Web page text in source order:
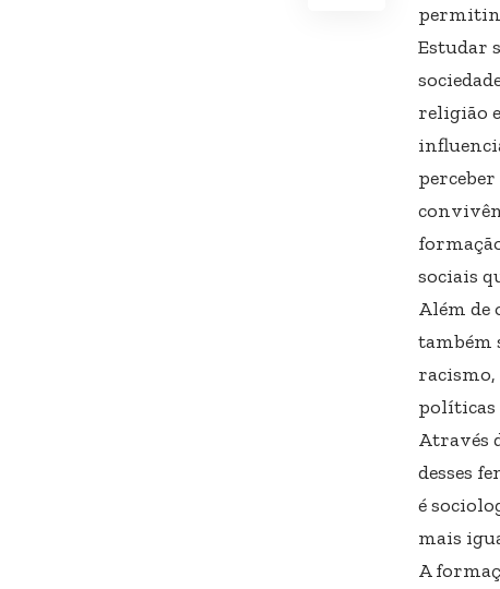
Estudar
religião
sociais
Além de
também
racismo,
políticas
Através
desses
é
mais
A